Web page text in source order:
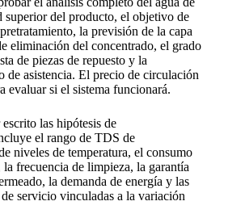
superior del producto, el objetivo de
la previsión de la capa
eliminación del concentrado, el grado
de piezas de repuesto y la
de asistencia. El precio de circulación
evaluar si el sistema funcionará.
las hipótesis de
el rango de TDS de
niveles de temperatura, el consumo
frecuencia de limpieza, la garantía
la demanda de energía y las
servicio vinculadas a la variación